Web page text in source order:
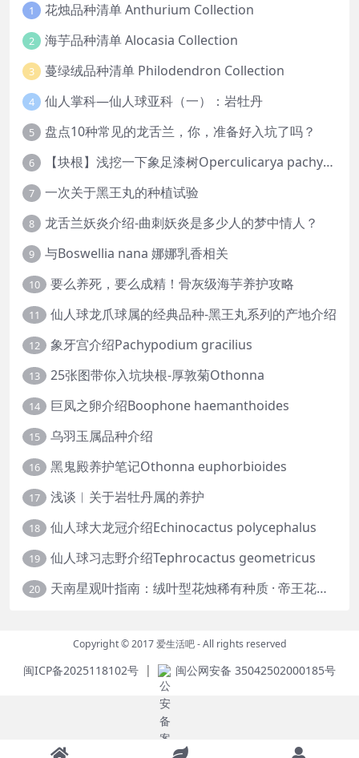
1 花烛品种清单 Anthurium Collection
2 海芋品种清单 Alocasia Collection
3 蔓绿绒品种清单 Philodendron Collection
4 仙人掌科—仙人球亚科（一）：岩牡丹
5 盘点10种常见的龙舌兰，你，准备好入坑了吗？
6 【块根】浅挖一下象足漆树Operculicarya pachypus
7 一次关于黑王丸的种植试验
8 龙舌兰妖炎介绍-曲刺妖炎是多少人的梦中情人？
9 与Boswellia nana 娜娜乳香相关
10 要么养死，要么成精！骨灰级海芋养护攻略
11 仙人球龙爪球属的经典品种-黑王丸系列的产地介绍
12 象牙宫介绍Pachypodium gracilius
13 25张图带你入坑块根-厚敦菊Othonna
14 巨凤之卵介绍Boophone haemanthoides
15 乌羽玉属品种介绍
16 黑鬼殿养护笔记Othonna euphorbioides
17 浅谈︱关于岩牡丹属的养护
18 仙人球大龙冠介绍Echinocactus polycephalus
19 仙人球习志野介绍Tephrocactus geometricus
20 天南星观叶指南：绒叶型花烛稀有种质 · 帝王花烛等
Copyright © 2017爱生活吧- All rights reserved
闽ICP备2025118102号 | 闽公网安备 35042502000185号